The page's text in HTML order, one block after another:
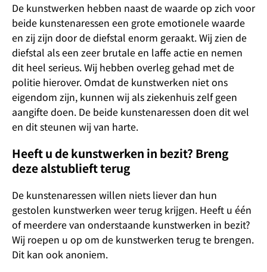
De kunstwerken hebben naast de waarde op zich voor
beide kunstenaressen een grote emotionele waarde
en zij zijn door de diefstal enorm geraakt. Wij zien de
diefstal als een zeer brutale en laffe actie en nemen
dit heel serieus. Wij hebben overleg gehad met de
politie hierover. Omdat de kunstwerken niet ons
eigendom zijn, kunnen wij als ziekenhuis zelf geen
aangifte doen. De beide kunstenaressen doen dit wel
en dit steunen wij van harte.
Heeft u de kunstwerken in bezit? Breng
deze alstublieft terug
De kunstenaressen willen niets liever dan hun
gestolen kunstwerken weer terug krijgen. Heeft u één
of meerdere van onderstaande kunstwerken in bezit?
Wij roepen u op om de kunstwerken terug te brengen.
Dit kan ook anoniem.